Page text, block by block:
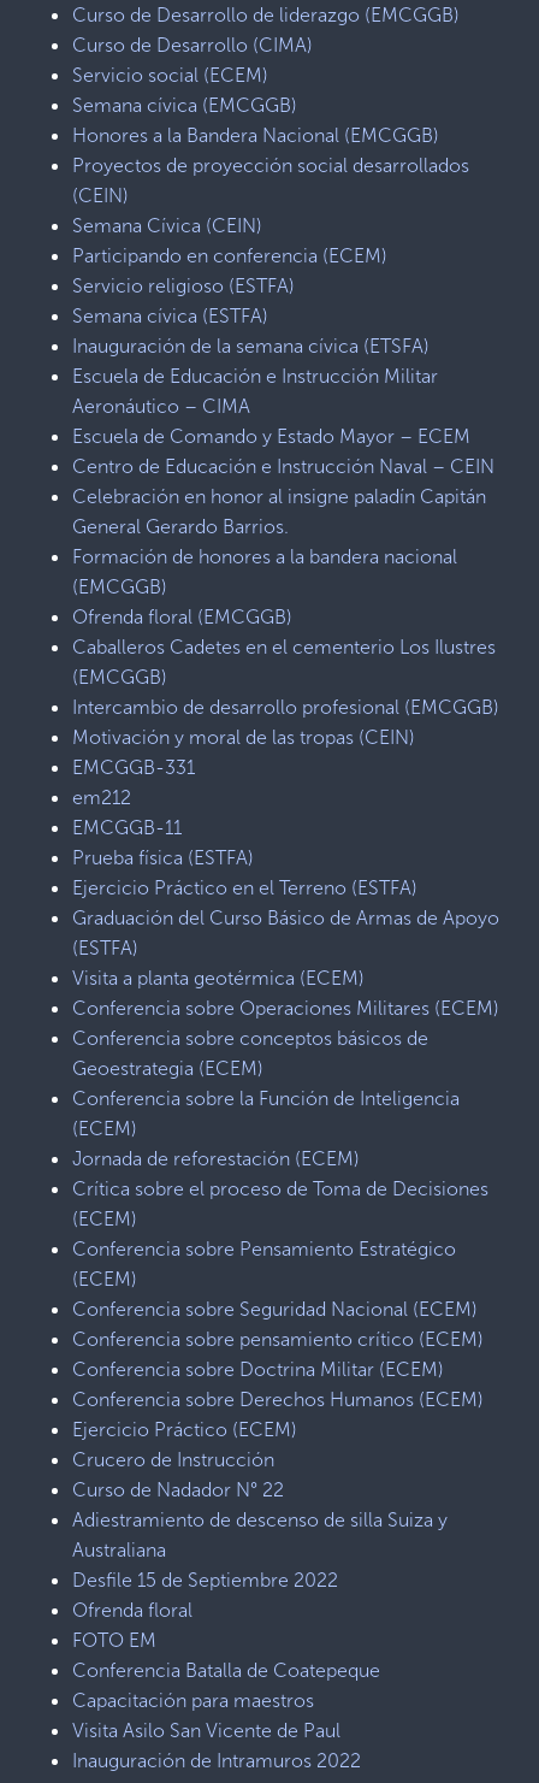
Curso de Desarrollo de liderazgo (EMCGGB)
Curso de Desarrollo (CIMA)
Servicio social (ECEM)
Semana cívica (EMCGGB)
Honores a la Bandera Nacional (EMCGGB)
Proyectos de proyección social desarrollados
(CEIN)
Semana Cívica (CEIN)
Participando en conferencia (ECEM)
Servicio religioso (ESTFA)
Semana cívica (ESTFA)
Inauguración de la semana cívica (ETSFA)
Escuela de Educación e Instrucción Militar
Aeronáutico – CIMA
Escuela de Comando y Estado Mayor – ECEM
Centro de Educación e Instrucción Naval – CEIN
Celebración en honor al insigne paladín Capitán
General Gerardo Barrios.
Formación de honores a la bandera nacional
(EMCGGB)
Ofrenda floral (EMCGGB)
Caballeros Cadetes en el cementerio Los Ilustres
(EMCGGB)
Intercambio de desarrollo profesional (EMCGGB)
Motivación y moral de las tropas (CEIN)
EMCGGB-331
em212
EMCGGB-11
Prueba física (ESTFA)
Ejercicio Práctico en el Terreno (ESTFA)
Graduación del Curso Básico de Armas de Apoyo
(ESTFA)
Visita a planta geotérmica (ECEM)
Conferencia sobre Operaciones Militares (ECEM)
Conferencia sobre conceptos básicos de
Geoestrategia (ECEM)
Conferencia sobre la Función de Inteligencia
(ECEM)
Jornada de reforestación (ECEM)
Crítica sobre el proceso de Toma de Decisiones
(ECEM)
Conferencia sobre Pensamiento Estratégico
(ECEM)
Conferencia sobre Seguridad Nacional (ECEM)
Conferencia sobre pensamiento crítico (ECEM)
Conferencia sobre Doctrina Militar (ECEM)
Conferencia sobre Derechos Humanos (ECEM)
Ejercicio Práctico (ECEM)
Crucero de Instrucción
Curso de Nadador N° 22
Adiestramiento de descenso de silla Suiza y
Australiana
Desfile 15 de Septiembre 2022
Ofrenda floral
FOTO EM
Conferencia Batalla de Coatepeque
Capacitación para maestros
Visita Asilo San Vicente de Paul
Inauguración de Intramuros 2022